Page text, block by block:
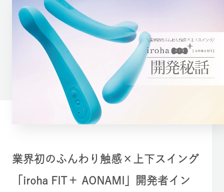
業界初のふんわり触感×上下スイング
「iroha FIT＋ AONAMI」開発者イン